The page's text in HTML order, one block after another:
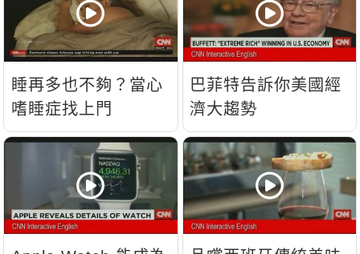
睡再多也不夠？當心
嗜睡症找上門
巴菲特告訴你美國經
濟大趨勢